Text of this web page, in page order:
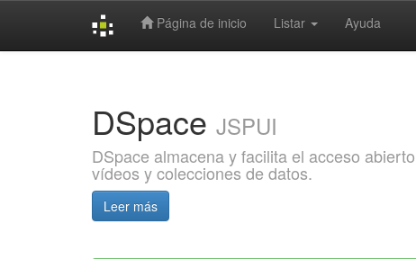
Página de inicio Listar Ayuda
DSpace JSPUI
DSpace almacena y facilita el acceso
vídeos y colecciones de datos.
Leer más